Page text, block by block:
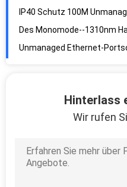
Hinterlass
Wir rufen